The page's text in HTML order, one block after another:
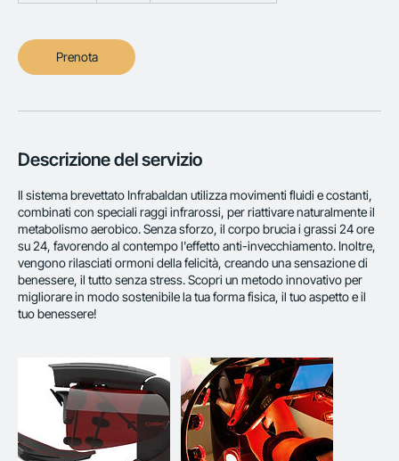
u
Prenota
Descrizione del servizio
Il sistema brevettato Infrabaldan utilizza movimenti fluidi e costanti,
combinati con speciali raggi infrarossi, per riattivare naturalmente il
metabolismo aerobico. Senza sforzo, il corpo brucia i grassi 24 ore
su 24, favorendo al contempo l'effetto anti-invecchiamento. Inoltre,
vengono rilasciati ormoni della felicità, creando una sensazione di
benessere, il tutto senza stress. Scopri un metodo innovativo per
migliorare in modo sostenibile la tua forma fisica, il tuo aspetto e il
tuo benessere!